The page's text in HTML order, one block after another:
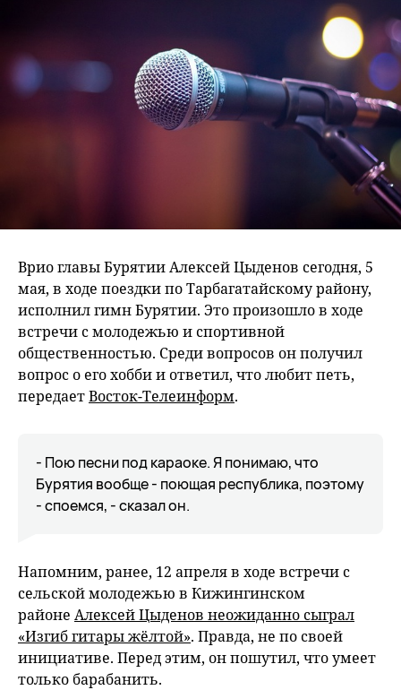
Врио главы Бурятии Алексей Цыденов сегодня, 5
мая, в ходе поездки по Тарбагатайскому району,
исполнил гимн Бурятии. Это произошло в ходе
встречи с молодежью и спортивной
общественностью. Среди вопросов он получил
вопрос о его хобби и ответил, что любит петь,
передаетВосток-Телеинформ.
- Пою песни под караоке. Я понимаю, что
Бурятия вообще - поющая республика, поэтому
- споемся, - сказал он.
Напомним, ранее, 12 апреля в ходе встречи с
сельской молодежью в Кижингинском
районе Алексей Цыденов неожиданно сыграл
«Изгиб гитары жёлтой». Правда, не по своей
инициативе. Перед этим, он пошутил, что умеет
только барабанить.